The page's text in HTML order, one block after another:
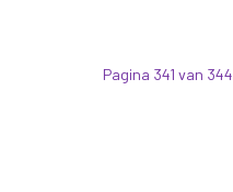
Pagina 341 van 344